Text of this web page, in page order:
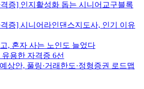
증] 인지활성화 돕는 시니어교구블록
증] 시니어라인댄스지도사, 인기 이유
, 혼자 사는 노인도 늘었다
용한 자격증 6선
상안, 풀링·거래한도·정형증권 로드맵